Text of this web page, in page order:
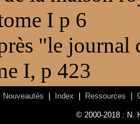
I p 6
"le journal
I, p 423
Nouveautés Index Ressources
© 2000-2018 : N.